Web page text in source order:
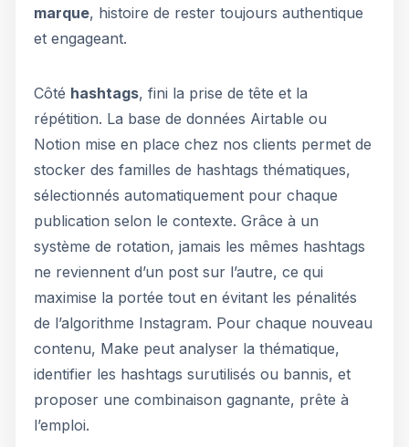
marque, histoire de rester toujours authentique
et engageant.
Côté hashtags, fini la prise de tête et la
répétition. La base de données Airtable ou
Notion mise en place chez nos clients permet de
stocker des familles de hashtags thématiques,
sélectionnés automatiquement pour chaque
publication selon le contexte. Grâce à un
système de rotation, jamais les mêmes hashtags
ne reviennent d’un post sur l’autre, ce qui
maximise la portée tout en évitant les pénalités
de l’algorithme Instagram. Pour chaque nouveau
contenu, Make peut analyser la thématique,
identifier les hashtags surutilisés ou bannis, et
proposer une combinaison gagnante, prête à
l’emploi.